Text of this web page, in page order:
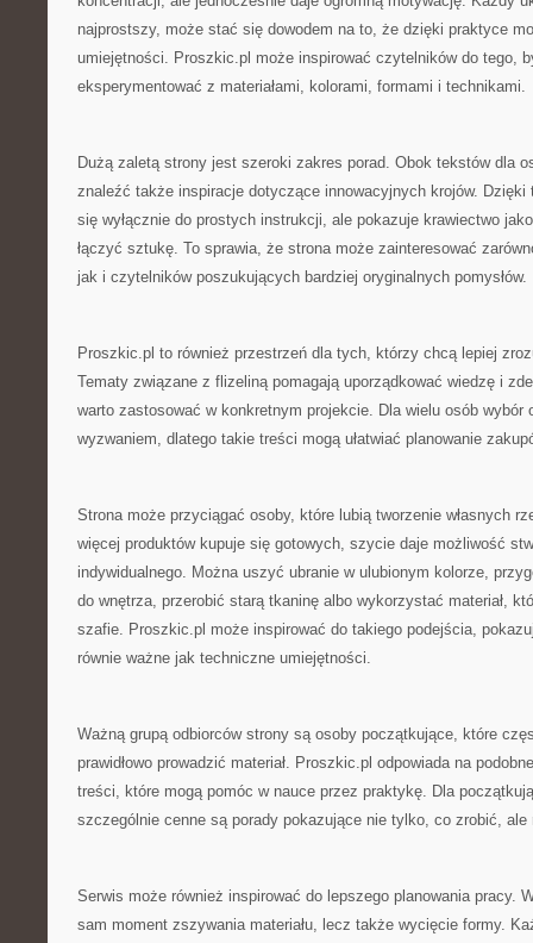
najprostszy, może stać się dowodem na to, że dzięki praktyce
umiejętności. Proszkic.pl może inspirować czytelników do tego,
eksperymentować z materiałami, kolorami, formami i technikami.
Dużą zaletą strony jest szeroki zakres porad. Obok tekstów dla
znaleźć także inspiracje dotyczące innowacyjnych krojów. Dzięki
się wyłącznie do prostych instrukcji, ale pokazuje krawiectwo
łączyć sztukę. To sprawia, że strona może zainteresować
jak i czytelników poszukujących bardziej oryginalnych pomysłów.
Proszkic.pl to również przestrzeń dla tych, którzy chcą lepiej
Tematy związane z flizeliną pomagają uporządkować wiedzę i
warto zastosować w konkretnym projekcie. Dla wielu osób wybór
wyzwaniem, dlatego takie treści mogą ułatwiać planowanie
Strona może przyciągać osoby, które lubią tworzenie własnych
więcej produktów kupuje się gotowych, szycie daje możliwość
indywidualnego. Można uszyć ubranie w ulubionym kolorze,
do wnętrza, przerobić starą tkaninę albo wykorzystać materiał,
szafie. Proszkic.pl może inspirować do takiego podejścia,
równie ważne jak techniczne umiejętności.
Ważną grupą odbiorców strony są osoby początkujące, które
prawidłowo prowadzić materiał. Proszkic.pl odpowiada na
treści, które mogą pomóc w nauce przez praktykę. Dla
szczególnie cenne są porady pokazujące nie tylko, co zrobić, ale
Serwis może również inspirować do lepszego planowania pracy.
sam moment zszywania materiału, lecz także wycięcie formy.